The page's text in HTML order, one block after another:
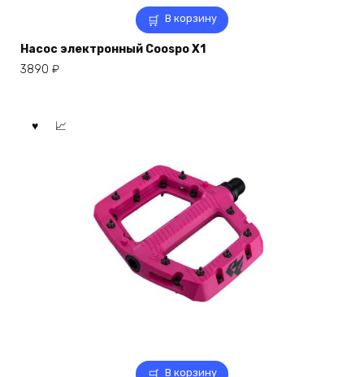
В корзину
Насос электронный Coospo X1
3890 ₽
В корзину